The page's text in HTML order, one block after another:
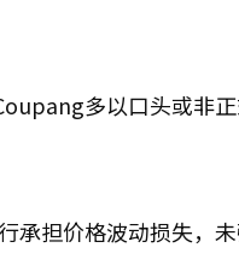
多以口头或非
承担价格波动损失，